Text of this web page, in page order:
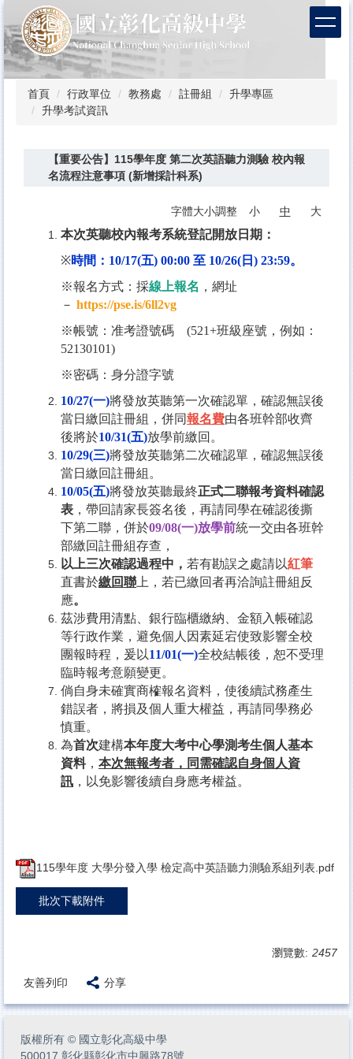
到
主
要
內
首頁 行政單位 教務處 註冊組
升學專區
升學考試資訊
【重要公告】115學年度 第二次英語聽力測驗 校內報
名流程注意事項 (新增採計科系)
字體大小調整 小 中 大
本次英聽校內報考系統登記開放日期：
※時間：10/17(五) 00:00 至 10/26(日) 23:59。
※報名方式：採線上報名 ，網址
－ https://pse.is/6ll2vg
※帳號：准考證號碼 (521+班級座號，例如：
52130101)
※密碼：身分證字號
10/27(一)將發放英聽第一次確認單 ，確認無誤後
當日繳回註冊組， 併同報名費由各班幹部收齊
後將於10/31(五)放學前繳回。
10/29(三)將發放英聽第二次確認單，確認無誤後
當日繳回註冊組。
10/05(五)將發放英聽最終正式二聯報考資料確認
表 ， 帶回請家長簽名後， 再請同學在確認後撕
下第二聯，併於09/08(一)放學前統一交由各班幹
部繳回註冊組存查，
以上三次確認過程中， 若有勘誤之處請以紅筆
直書於繳回聯上，若已繳回者再洽詢註冊組反
應。
茲涉費用清點、銀行臨櫃繳納、金額入帳確認
等行政作業，避免個人因素延宕使致影響全校
團報時程，爰以11/01(一)全校結帳後，恕不受理
臨時報考意願變更。
倘自身未確實商榷報名資料，使後續試務產生
錯誤者，將損及個人重大權益，再請同學務必
慎重。
為首次建構本年度大考中心學測考生個人基本
資料， 本次無報考者，同需確認自身個人資
訊 ，以免影響後續自身應考權益。
115學年度 大學分發入學 檢定高中英語聽力測驗系組列表.pdf
批次下載附件
瀏覽數: 2457
友善列印 分享
版權所有 © 國立彰化高級中學
500017 彰化縣彰化市中興路78號